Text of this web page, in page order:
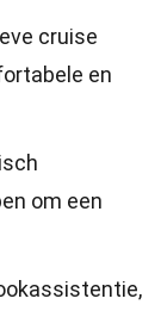
cruise
en
om een